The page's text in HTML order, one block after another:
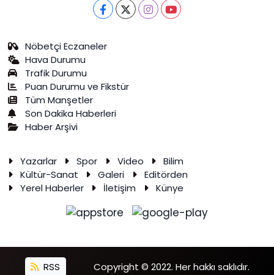
Nöbetçi Eczaneler
Hava Durumu
Trafik Durumu
Puan Durumu ve Fikstür
Tüm Manşetler
Son Dakika Haberleri
Haber Arşivi
Yazarlar Spor Video
Bilim
Kültür-Sanat
Galeri
Editörden
Yerel Haberler
İletişim Künye
RSS Copyright © 2022. Her hakkı saklıdır.